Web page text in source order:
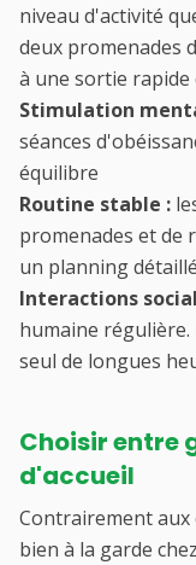
niveau d'activité
deux promenades
à une sortie rapide
Stimulation
séances
équilibre
Routine stable :
promenades et de
un planning
Interactions
humaine
seul de longues
Choisir entre
d'accueil
Contrairement aux
bien à la garde